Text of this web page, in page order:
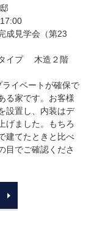
見学会（第23
イプ 木造２階
イベートが確保で
る家です。お客様
設置し、内装はデ
げました。もちろ
建てたときと比べ
目でご確認くださ